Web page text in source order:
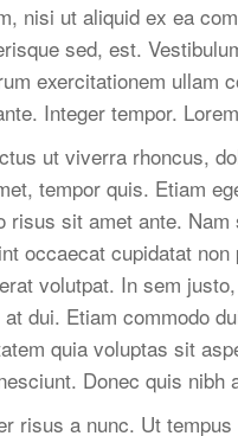
nisi ut aliquid ex ea
sed, est.
exercitationem ullam
Integer tempor.
ut viverra rhoncus,
tempor quis. Etiam
risus sit amet ante.
occaecat cupidatat
volutpat. In sem
dui. Etiam commodo
quia voluptas sit
Donec quis nibh
risus a nunc. Ut